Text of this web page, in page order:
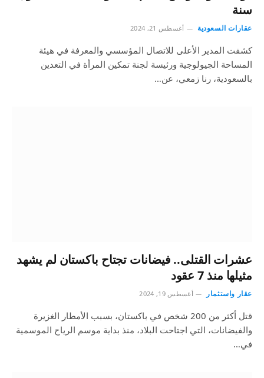
سنة
عقارات السعودية أغسطس 21, 2024
كشفت المدير الأعلى للاتصال المؤسسي والمعرفة في هيئة
المساحة الجيولوجية ورئيسة لجنة تمكين المرأة في التعدين
بالسعودية، رنا زمعي، عن…
عشرات القتلى.. فيضانات تجتاح باكستان لم يشهد
مثيلها منذ 7 عقود
عقار واستثمار أغسطس 19, 2024
قتل أكثر من 200 شخص في باكستان، بسبب الأمطار الغزيرة
والفيضانات، التي اجتاحت البلاد، منذ بداية موسم الرياح الموسمية
في…